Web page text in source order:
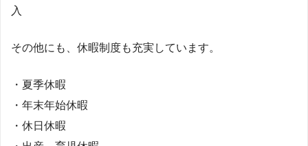
入
その他にも、休暇制度も充実しています。
・夏季休暇
・年末年始休暇
・休日休暇